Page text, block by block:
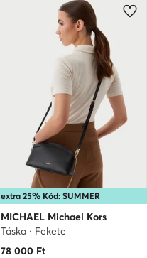
extra 25% Kód: SUMMER
MICHAEL Michael Kors
Táska · Fekete
78 000 Ft